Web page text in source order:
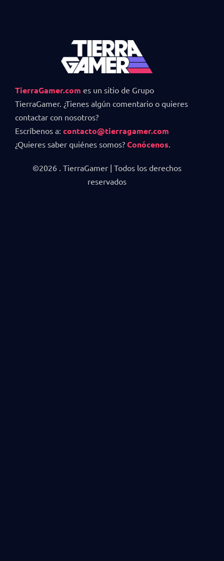
TierraGamer.com es un sitio de Grupo
TierraGamer. ¿Tienes algún comentario o quieres
contactar con nosotros?
Escríbenos a: contacto@tierragamer.com
¿Quieres saber quiénes somos? Conócenos.
©2026 . TierraGamer | Todos los derechos
reservados